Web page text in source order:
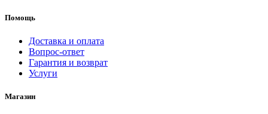
Помощь
Доставка и оплата
Вопрос-ответ
Гарантия и возврат
Услуги
Магазин